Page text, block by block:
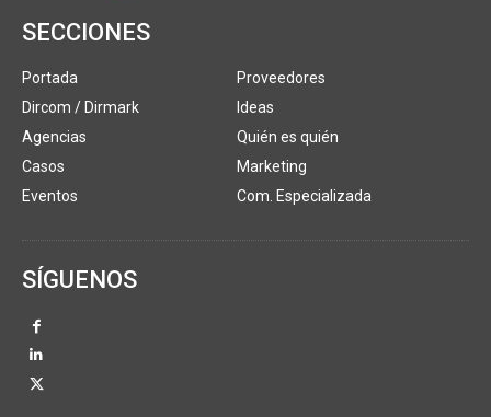
SECCIONES
Portada
Dircom / Dirmark
Agencias
Casos
Eventos
Proveedores
Ideas
Quién es quién
Marketing
Com. Especializada
SÍGUENOS